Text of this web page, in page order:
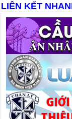
LIÊN KẾT